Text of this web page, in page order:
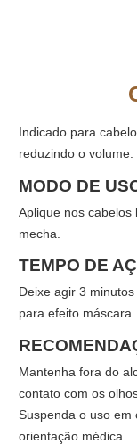
Indicado para
reduzindo o
MODO DE
Aplique nos cabelos
mecha.
TEMPO DE
Deixe agir 3
para efeito máscara.
Mantenha fora do
contato com os
Suspenda o uso em
orientação médica.